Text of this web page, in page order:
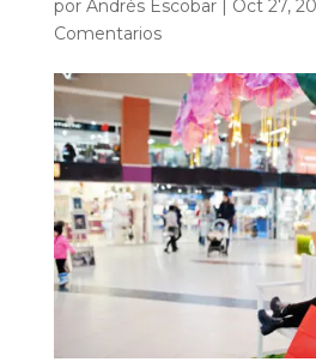
por Andrés Escobar| Oct 27,
Comentarios